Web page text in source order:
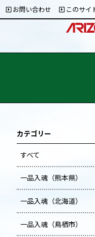
お問い合わせ このサイ
カテゴリー
すべて
一品入魂（熊本県）
一品入魂（北海道）
一品入魂（鳥栖市）